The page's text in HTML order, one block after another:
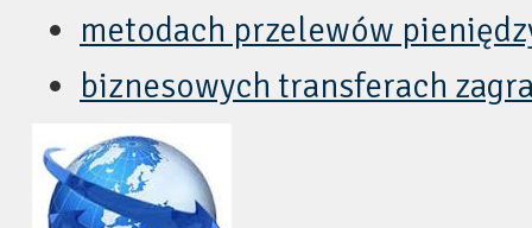
metodach przelewów
biznesowych transferach